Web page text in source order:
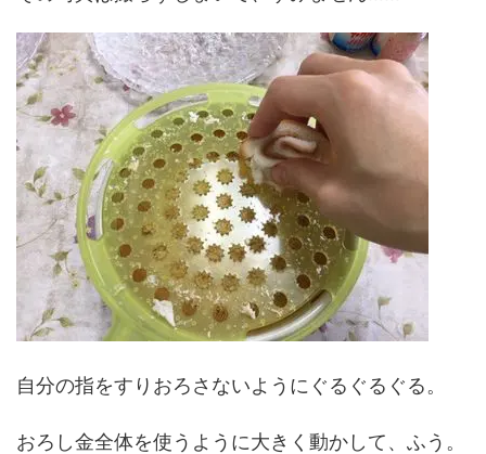
自分の指をすりおろさないようにぐるぐるぐる。
おろし金全体を使うように大きく動かして、ふう。